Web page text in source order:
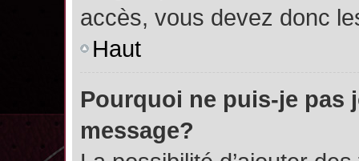
accès, vous devez donc
Haut
Pourquoi ne puis-je pas
message?